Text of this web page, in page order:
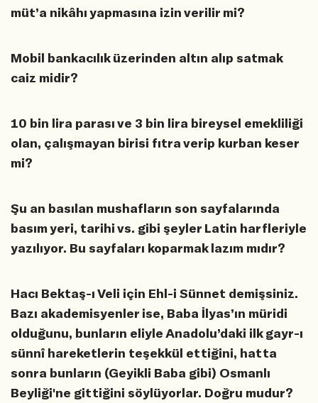
müt’a nikâhı yapmasına izin verilir mi?
Mobil bankacılık üzerinden altın alıp satmak
caiz midir?
10 bin lira parası ve 3 bin lira bireysel emekliliği
olan, çalışmayan birisi fıtra verip kurban keser
mi?
Şu an basılan mushafların son sayfalarında
basım yeri, tarihi vs. gibi şeyler Latin harfleriyle
yazılıyor. Bu sayfaları koparmak lazım mıdır?
Hacı Bektaş-ı Veli için Ehl-i Sünnet demişsiniz.
Bazı akademisyenler ise, Baba İlyas’ın müridi
olduğunu, bunların eliyle Anadolu’daki ilk gayr-ı
sünnî hareketlerin teşekkül ettiğini, hatta
sonra bunların (Geyikli Baba gibi) Osmanlı
Beyliği'ne gittiğini söylüyorlar. Doğru mudur?